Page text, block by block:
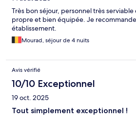
Très bon séjour, personnel très
propre et bien équipée. Je
établissement.
Mourad, séjour de 4 nuits
Avis vérifié
10/10 Exceptionnel
19 oct. 2025
Tout simplement exceptionnel !